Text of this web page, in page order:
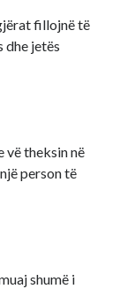
fillojnë të
dhe jetës
vë theksin në
person të
shumë i